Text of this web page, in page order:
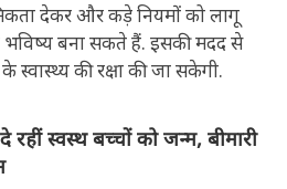
देकर और कड़े नियमों को लागू
बना सकते हैं. इसकी मदद से
की रक्षा की जा सकेगी.
रहीं स्वस्थ बच्चों को जन्म, बीमारी